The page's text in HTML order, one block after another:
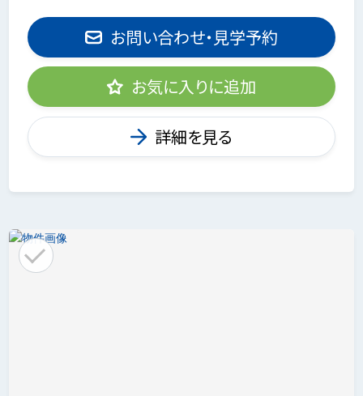
お問い合わせ・見学予約
お気に入りに追加
詳細を見る